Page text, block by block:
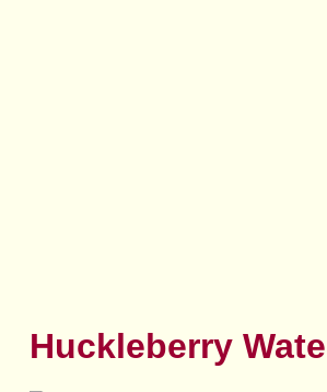
Huckleberry